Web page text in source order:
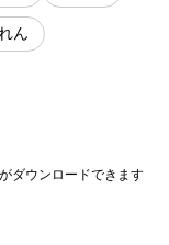
ん
ダウンロードできます